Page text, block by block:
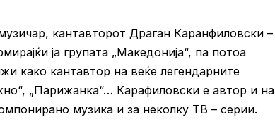
кантавторот Драган Каранфиловски –
ја групата „Македонија“, па потоа
како кантавтор на веќе легендарните
„Парижанка“… Карафиловски е автор и на
музика и за неколку ТВ – серии.